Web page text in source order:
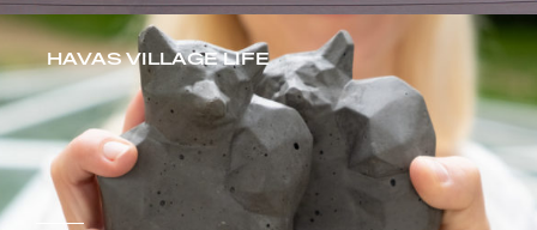
HAVAS VILLAGE LIFE